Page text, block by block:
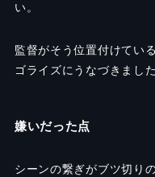
い。
監督がそう位置付けてい
ゴライズにうなづきました
嫌いだった点
シーンの繋ぎがブツ切り